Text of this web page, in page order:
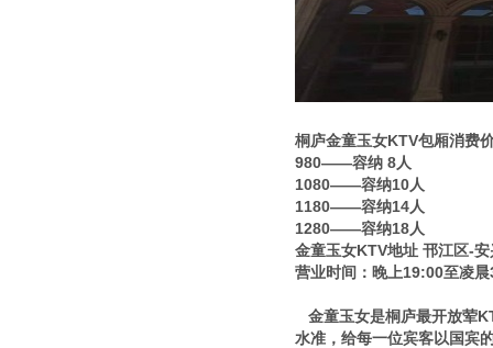
桐庐金童玉女KTV包厢消费
980——容纳 8人
1080——容纳10人
1180——容纳14人
1280——容纳18人
金童玉女KTV地址 邗江区-
营业时间：晚上19:00至凌
金童玉女是桐庐最开放荤
水准，给每一位宾客以国宾